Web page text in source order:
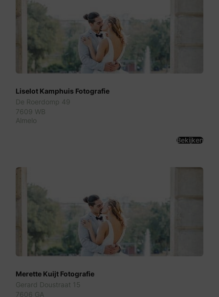
Liselot Kamphuis Fotografie
De Roerdomp 49
7609 WB
Almelo
Bekijken
Merette Kuijt Fotografie
Gerard Doustraat 15
7606 GA